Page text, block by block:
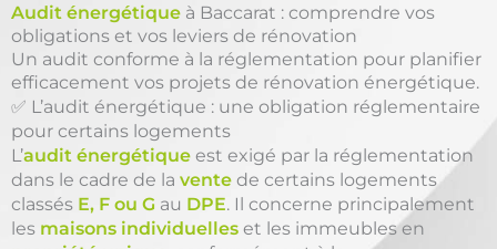
Audit énergétique à Baccarat : comprendre vos
obligations et vos leviers de rénovation
Un audit conforme à la réglementation pour planifier
efficacement vos projets de rénovation énergétique.
✅ L’audit énergétique : une obligation réglementaire
pour certains logements
L’audit énergétique est exigé par la réglementation
dans le cadre de la vente de certains logements
classés E, F ou G au DPE. Il concerne principalement
les maisons individuelles et les immeubles en